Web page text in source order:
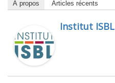
À propos Articles récents
Institut ISBL